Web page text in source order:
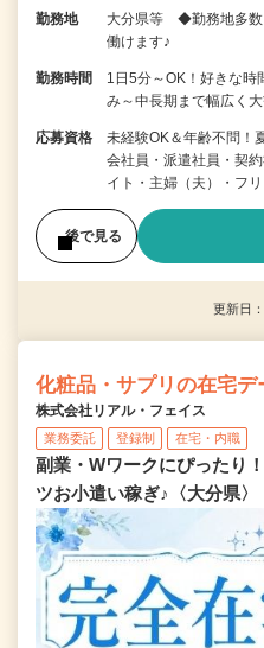
勤務地
大分県等 ◆勤務地多数
働けます♪
勤務時間
1日5分～OK！好きな
み～中長期まで幅広く大
応募資格
未経験OK＆年齢不問！
会社員・派遣社員・契
イト・主婦（夫）・フ
後で見る
更新日
化粧品・サプリの在宅デ
株式会社リアル・フェイス
業務委託 登録制 在宅・内職
副業・Wワークにぴったり
ツお小遣い稼ぎ♪〈大分県〉